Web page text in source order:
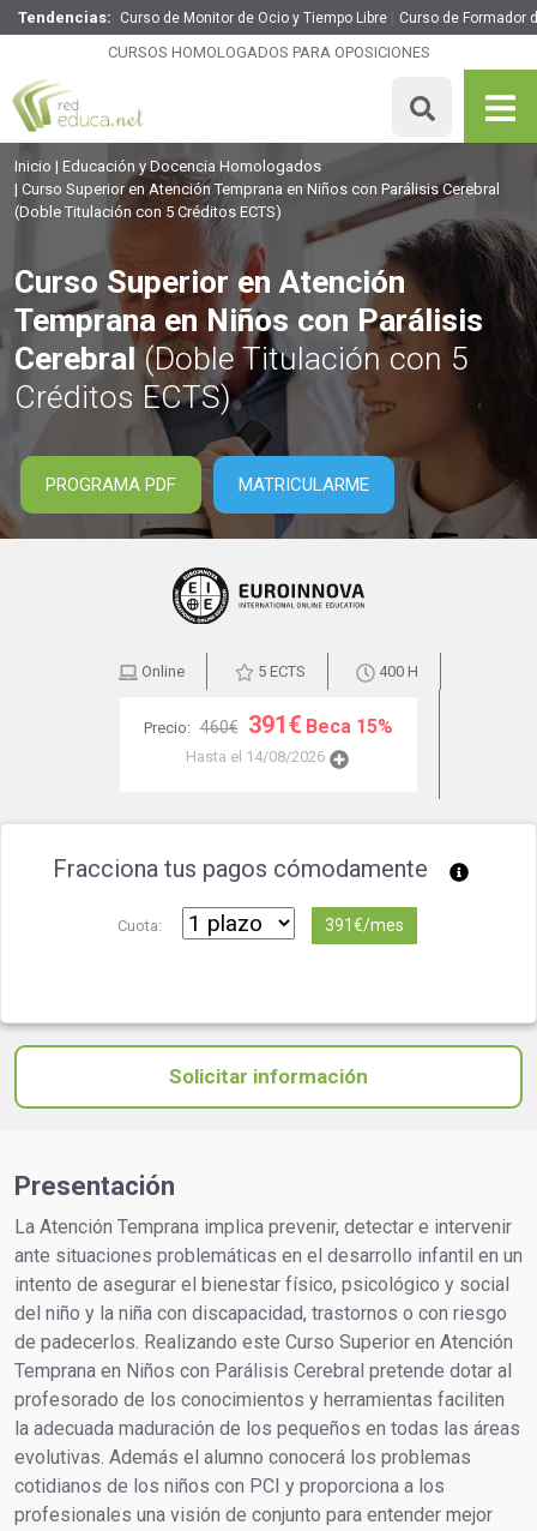
Tendencias: Curso de Monitor de Ocio y Tiempo Libre Curso de Formador
CURSOS HOMOLOGADOS PARA OPOSICIONES
Curso Superior en Atención Temprana en Niños con
Parálisis Cerebral
400 H
Inicio
Educación y Docencia Homologados
Curso Superior en Atención Temprana en Niños con Parálisis Cerebral
(Doble Titulación con 5 Créditos ECTS)
Curso Superior en Atención
Temprana en Niños con Parálisis
Cerebral(Doble Titulación con 5
Créditos ECTS)
PROGRAMA PDF MATRICULARME
Online 5 ECTS 400 H
Precio: 460€ 391€ Beca 15%
Hasta el 14/08/2026
Fracciona tus pagos cómodamente
Cuota: 391€/mes
Solicitar información
Presentación
La Atención Temprana implica prevenir, detectar e intervenir
ante situaciones problemáticas en el desarrollo infantil en un
intento de asegurar el bienestar físico, psicológico y social
del niño y la niña con discapacidad, trastornos o con riesgo
de padecerlos. Realizando este Curso Superior en Atención
Temprana en Niños con Parálisis Cerebral pretende dotar al
profesorado de los conocimientos y herramientas faciliten
la adecuada maduración de los pequeños en todas las áreas
evolutivas. Además el alumno conocerá los problemas
cotidianos de los niños con PCI y proporciona a los
profesionales una visión de conjunto para entender mejor